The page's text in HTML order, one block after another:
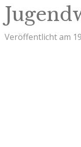
Veröffentlicht am